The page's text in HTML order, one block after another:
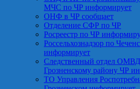
МЧС по ЧР информирует
ОНФ в ЧР сообщает
Отделение СФР по ЧР
Росреестр по ЧР
Россельхознадзор по
информирует
Следственный отдел
Грозненскому району ЧР
ТО Управления